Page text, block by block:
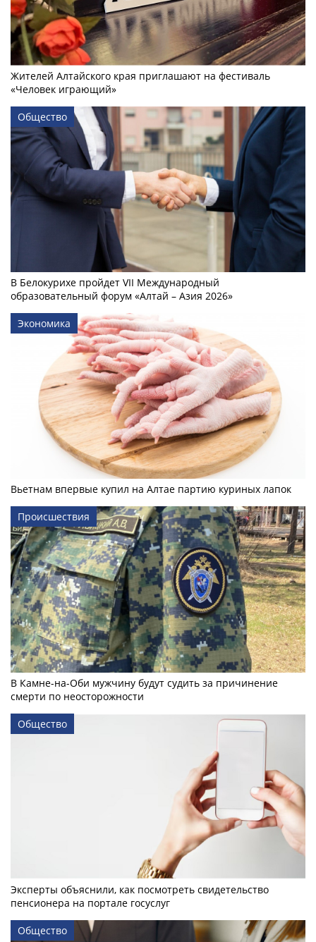
Жителей Алтайского края приглашают на фестиваль
«Человек играющий»
Общество
В Белокурихе пройдет VII Международный
образовательный форум «Алтай – Азия 2026»
Экономика
Вьетнам впервые купил на Алтае партию куриных лапок
Происшествия
В Камне-на-Оби мужчину будут судить за причинение
смерти по неосторожности
Общество
Эксперты объяснили, как посмотреть свидетельство
пенсионера на портале госуслуг
Общество